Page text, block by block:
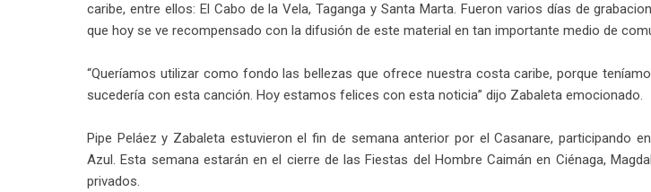
caribe, entre ellos: El Cabo de la Vela, Taganga y Santa Marta. Fueron varios días de
que hoy se ve recompensado con la difusión de este material en tan importante medio de
“Queríamos utilizar como fondo las bellezas que ofrece nuestra costa caribe, porque
sucedería con esta canción. Hoy estamos felices con esta noticia” dijo Zabaleta emocionado.
Pipe Peláez y Zabaleta estuvieron el fin de semana anterior por el Casanare, participando
Azul. Esta semana estarán en el cierre de las Fiestas del Hombre Caimán en Ciénaga,
privados.